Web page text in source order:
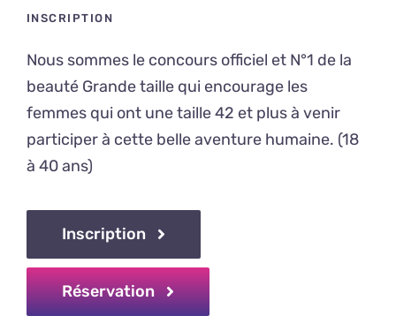
INSCRIPTION
Nous sommes le concours officiel et N°1 de la
beauté Grande taille qui encourage les
femmes qui ont une taille 42 et plus à venir
participer à cette belle aventure humaine. (18
à 40 ans)
Inscription
Réservation